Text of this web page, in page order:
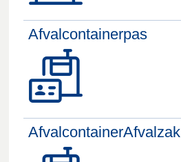
Afvalcontainerpas
AfvalcontainerAfvalzak